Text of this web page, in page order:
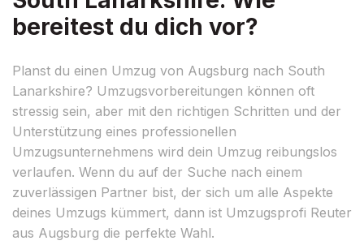
bereitest du dich vor?
Planst du einen Umzug von Augsburg nach South
Lanarkshire? Umzugsvorbereitungen können oft
stressig sein, aber mit den richtigen Schritten und der
Unterstützung eines professionellen
Umzugsunternehmens wird dein Umzug reibungslos
verlaufen. Wenn du auf der Suche nach einem
zuverlässigen Partner bist, der sich um alle Aspekte
deines Umzugs kümmert, dann ist Umzugsprofi Reuter
aus Augsburg die perfekte Wahl.